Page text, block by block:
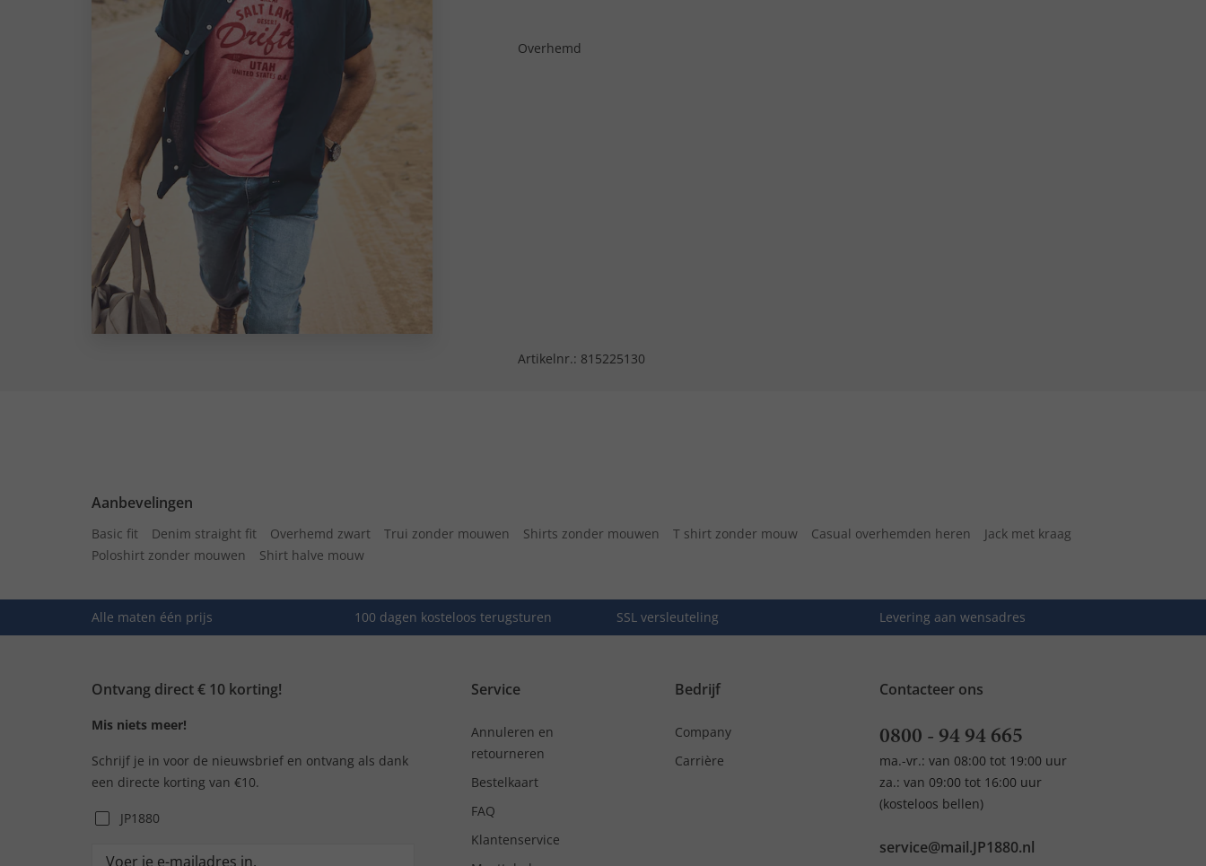
Overhemd
Artikelnr.: 815225130
Aanbevelingen
Basic fit Denim straight fit Overhemd zwart Trui zonder mouwen Shirts zonder mouwen T shirt zonder mouw Casual overhemden heren
Jack met kraag
Poloshirt zonder mouwen
Shirt halve mouw
Alle maten één prijs 100 dagen kosteloos terugsturen SSL versleuteling Levering aan wensadres
Ontvang direct € 10 korting!
Mis niets meer!
Schrijf je in voor de nieuwsbrief en ontvang als dank
een directe korting van €10.
JP1880
Service
Annuleren en
retourneren
Bestelkaart
FAQ
Klantenservice
Bedrijf
Company
Carrière
Contacteer ons
0800 - 94 94 665
ma.-vr.: van 08:00 tot 19:00 uur
za.: van 09:00 tot 16:00 uur
(kosteloos bellen)
service@mail.JP1880.nl